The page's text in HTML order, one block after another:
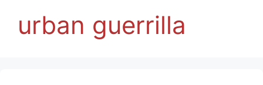
urban guerrilla